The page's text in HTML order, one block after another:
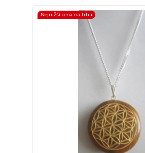
Nejnižší cena na trhu